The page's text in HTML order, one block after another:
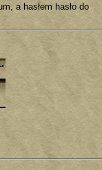
a hasłem hasło do